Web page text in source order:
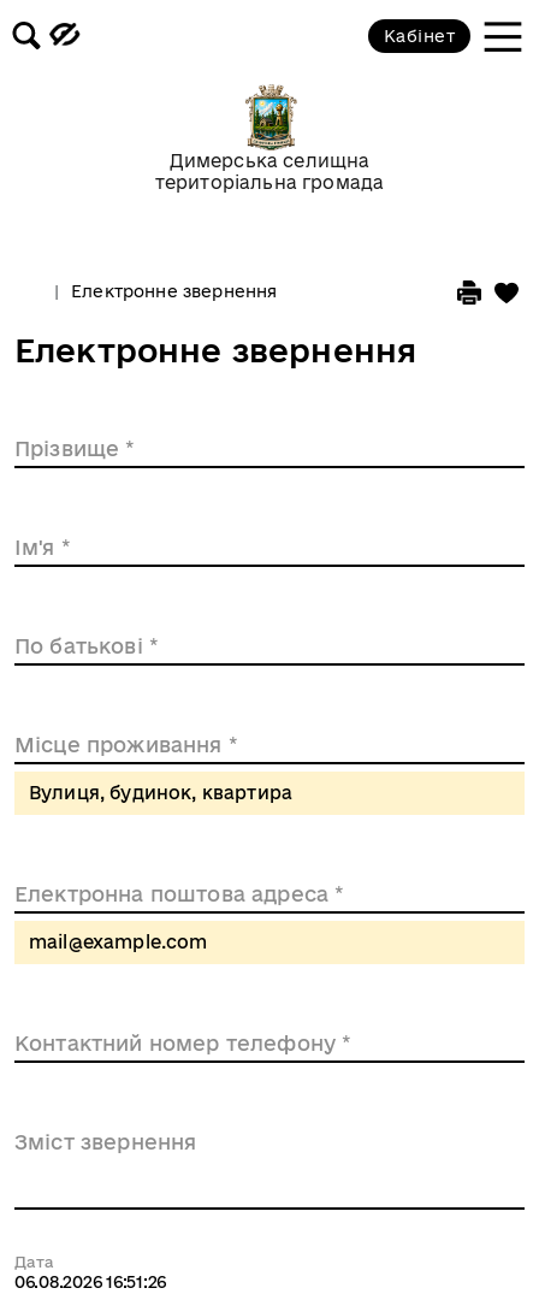
Димерська селищна
територіальна громада
Кабінет
Електронне звернення
Електронне звернення
Прізвище *
Ім'я *
По батькові *
Місце проживання *
Вулиця, будинок, квартира
Електронна поштова адреса *
mail@example.com
Контактний номер телефону *
Зміст звернення
Дата